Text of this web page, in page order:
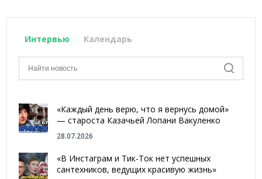
Интервью Календарь
«Каждый день верю, что я вернусь домой»
— староста Казачьей Лопани Вакуленко
28.07.2026
«В Инстаграм и Тик-Ток нет успешных
сантехников, ведущих красивую жизнь»